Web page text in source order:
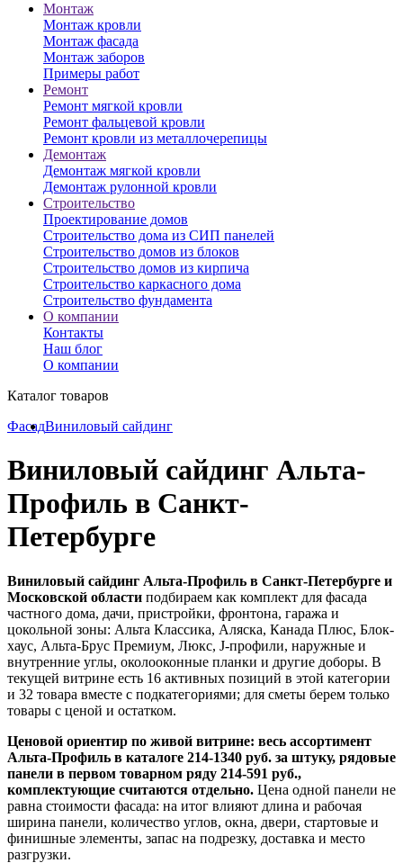
Монтаж
Монтаж кровли
Монтаж фасада
Монтаж заборов
Примеры работ
Ремонт
Ремонт мягкой кровли
Ремонт фальцевой кровли
Ремонт кровли из металлочерепицы
Демонтаж
Демонтаж мягкой кровли
Демонтаж рулонной кровли
Строительство
Проектирование домов
Строительство дома из СИП панелей
Строительство домов из блоков
Строительство домов из кирпича
Строительство каркасного дома
Строительство фундамента
О компании
Контакты
Наш блог
О компании
Каталог товаров
ФасадВиниловый сайдинг
Виниловый сайдинг Альта-
Профиль в Санкт-
Петербурге
Виниловый сайдинг Альта-Профиль в Санкт-Петербурге и
Московской области подбираем как комплект для фасада
частного дома, дачи, пристройки, фронтона, гаража и
цокольной зоны: Альта Классика, Аляска, Канада Плюс, Блок-
хаус, Альта-Брус Премиум, Люкс, J-профили, наружные и
внутренние углы, околооконные планки и другие доборы. В
текущей витрине есть 16 активных позиций в этой категории
и 32 товара вместе с подкатегориями; для сметы берем только
товары с ценой и остатком.
Ценовой ориентир по живой витрине: весь ассортимент
Альта-Профиль в каталоге 214-1340 руб. за штуку, рядовые
панели в первом товарном ряду 214-591 руб.,
комплектующие считаются отдельно. Цена одной панели не
равна стоимости фасада: на итог влияют длина и рабочая
ширина панели, количество углов, окна, двери, стартовые и
финишные элементы, запас на подрезку, доставка и место
разгрузки.